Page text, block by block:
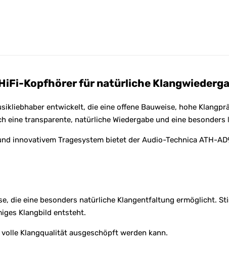
Kopfhörer für natürliche
entwickelt, die eine offene Bauweise, hohe
transparente, natürliche Wiedergabe und eine besonders
innovativem Tragesystem bietet der Audio-Technica ATH-
die eine besonders natürliche Klangentfaltung ermöglicht.
Klangbild entsteht.
Klangqualität ausgeschöpft werden kann.